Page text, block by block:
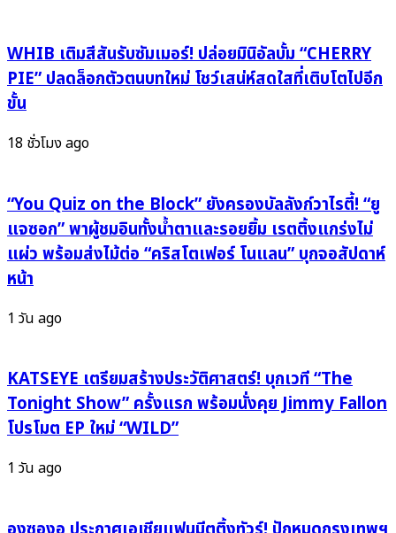
พรึง
ทรูโฟร์
ยู
ช่อง
24!
เปิด
ตัว
สุด
จี๊ด
“แฟน
Things)”
ปล่อย
พลัง
รัก
สาย
ติ่ง
เต็ม
WHIB เติมสีสันรับซัมเมอร์! ปล่อยมินิอัลบั้ม “CHERRY
PIE” ปลดล็อกตัวตนบทใหม่ โชว์เสน่ห์สดใสที่เติบโตไปอีก
ขั้น
18 ชั่วโมง ago
“You Quiz on the Block” ยังครองบัลลังก์วาไรตี้! “ยู
แจซอก” พาผู้ชมอินทั้งน้ำตาและรอยยิ้ม เรตติ้งแกร่งไม่
แผ่ว พร้อมส่งไม้ต่อ “คริสโตเฟอร์ โนแลน” บุกจอสัปดาห์
หน้า
1 วัน ago
KATSEYE เตรียมสร้างประวัติศาสตร์! บุกเวที “The
Tonight Show” ครั้งแรก พร้อมนั่งคุย Jimmy Fallon
โปรโมต EP ใหม่ “WILD”
1 วัน ago